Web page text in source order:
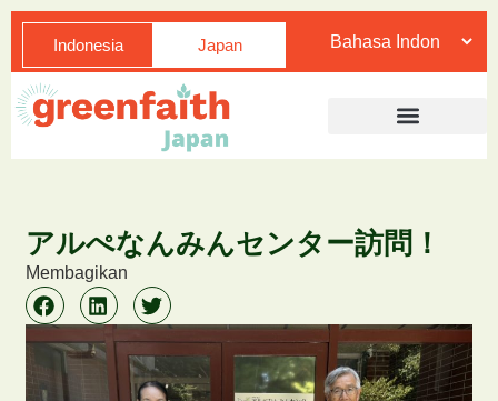
Indonesia Japan
アルぺなんみんセンター訪問！
Membagikan